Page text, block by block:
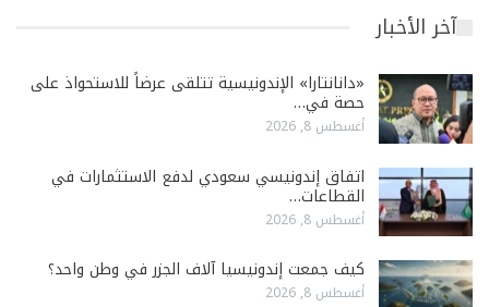
آخر الأخبار
«دانانتارا» الإندونيسية تتلقى عرضاً للاستحواذ على
حصة في…
أغسطس 8, 2026
اتفاق إندونيسي سعودي لدفع الاستثمارات في
القطاعات…
أغسطس 8, 2026
كيف جمعت إندونيسيا آلاف الجزر في وطن واحد؟
أغسطس 8, 2026